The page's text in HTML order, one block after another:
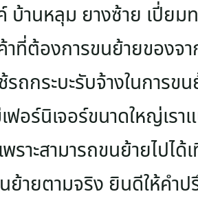
บ้านหลุม ยางซ้าย เปี่ยม
ต้องการขนย้ายของจา
รถกระบะรับจ้างในการ
อร์นิเจอร์ขนาดใหญ่เราแ
าะสามารถขนย้ายไปได้
ายตามจริง ยินดีให้คำป